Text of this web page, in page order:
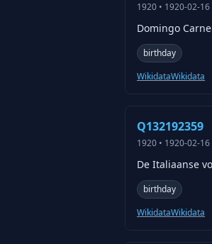
1920 • 1920-02-16
Domingo
birthday
WikidataWikidata
Q132192359
1920 • 1920-02-16
De Italiaanse
birthday
WikidataWikidata